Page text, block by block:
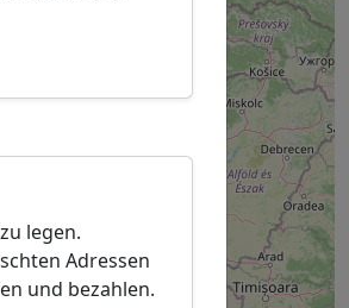
legen.
Adressen
und bezahlen.